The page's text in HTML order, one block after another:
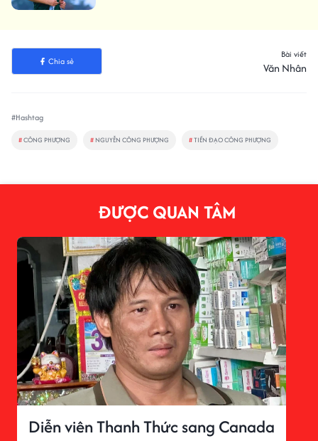
Chia sẻ
Bài viết
Văn Nhân
#Hashtag
#CÔNG PHƯỢNG # NGUYỄN CÔNG PHƯỢNG #TIỀN ĐẠO CÔNG PHƯỢNG
ĐƯỢC QUAN TÂM
Diễn viên Thanh Thức sang Canada